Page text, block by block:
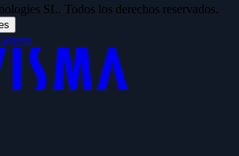
SL. Todos los derechos reservados.